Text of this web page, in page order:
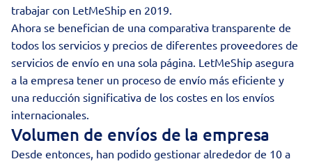
trabajar con LetMeShip en 2019.
Ahora se benefician de una comparativa transparente de
todos los servicios y precios de diferentes proveedores de
servicios de envío en una sola página. LetMeShip asegura
a la empresa tener un proceso de envío más eficiente y
una reducción significativa de los costes en los envíos
internacionales.
Volumen de envíos de la empresa
Desde entonces, han podido gestionar alrededor de 10 a